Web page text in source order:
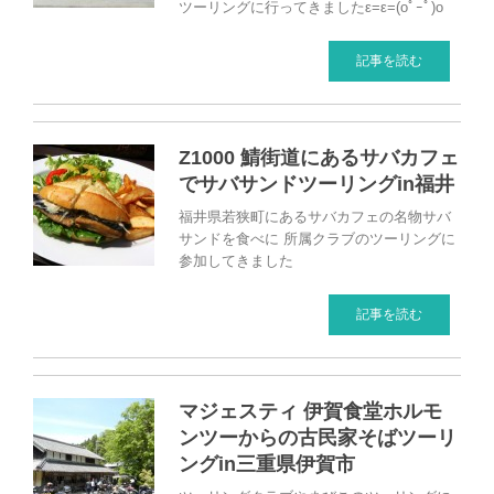
ツーリングに行ってきましたε=ε=(oﾟｰﾟ)o
記事を読む
Z1000 鯖街道にあるサバカフェ
でサバサンドツーリングin福井
福井県若狭町にあるサバカフェの名物サバ
サンドを食べに 所属クラブのツーリングに
参加してきました
記事を読む
マジェスティ 伊賀食堂ホルモ
ンツーからの古民家そばツーリ
ングin三重県伊賀市